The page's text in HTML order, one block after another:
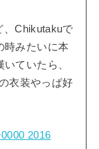
、Chikutakuで
時みたいに本
ていたら、
衣装やっぱ好
2016